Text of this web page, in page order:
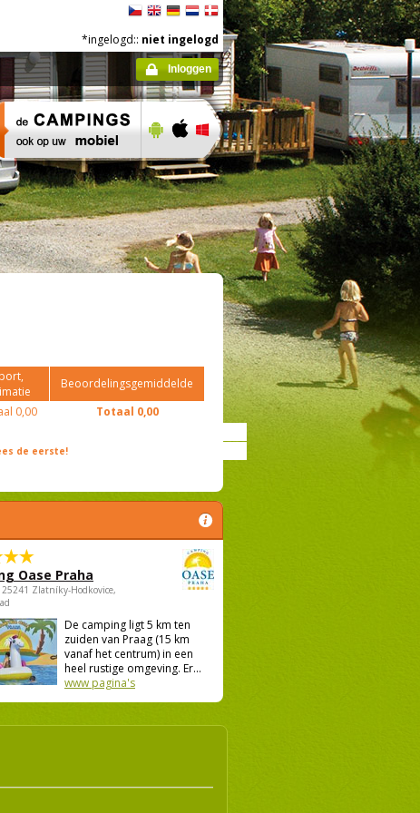
*ingelogd:: niet ingelogd
Inloggen
Beoordelingsgemiddelde
0,00 Totaal 0,00
de eerste!
Oase Praha
25241 Zlatníky-Hodkovice,
De camping ligt 5 km ten
zuiden van Praag (15 km
vanaf het centrum) in een
heel rustige omgeving. Er...
www pagina's